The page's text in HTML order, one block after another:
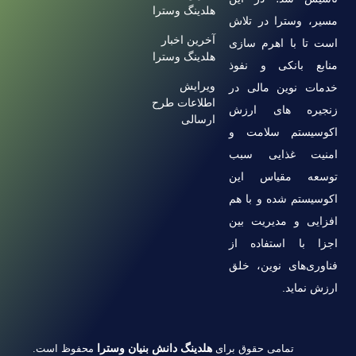
مسیر، وسترا در تلاش
است تا با اهرم سازی
منابع بانکی و نفوذ
خدمات نوین مالی در
زنجیره های ارزش
اکوسیستم سلامت و
امنیت غذایی سبب
توسعه مقیاس این
اکوسیستم شده و با هم
افزایی و مدیریت بین
اجزا با استفاده از
فناوری‌های نوین، خلق
ارزش نماید.
هلدینگ وسترا
آخرین اخبار
هلدینگ وسترا
ویرایش
اطلاعات طرح
ارسالی
تمامی حقوق برای هلدینگ دانش بنیان وسترا محفوظ است.